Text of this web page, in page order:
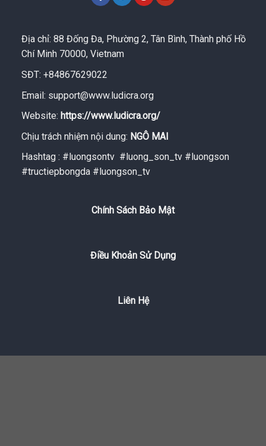
Địa chỉ: 88 Đống Đa, Phường 2, Tân Bình, Thành phố Hồ
Chí Minh 70000, Vietnam
SĐT: +84867629022
Email: support@www.ludicra.org
Website: https://www.ludicra.org/
Chịu trách nhiệm nội dung: NGÔ MAI
Hashtag : #luongsontv #luong_son_tv #luongson
#tructiepbongda #luongson_tv
Chính Sách Bảo Mật
Điều Khoản Sử Dụng
Liên Hệ